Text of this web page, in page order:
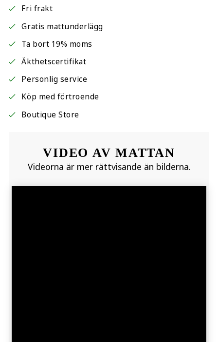
Fri frakt
Gratis mattunderlägg
Ta bort 19% moms
Äkthetscertifikat
Personlig service
Köp med förtroende
Boutique Store
VIDEO AV MATTAN
Videorna är mer rättvisande än bilderna.